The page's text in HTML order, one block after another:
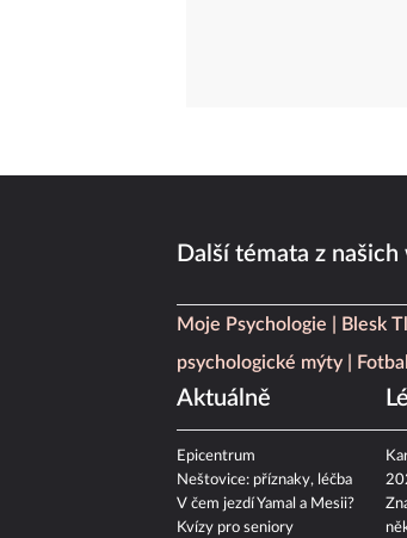
Další témata z našich
Moje Psychologie Blesk
psychologické mýty
Aktuálně
Epicentrum
Neštovice: příznaky, léčba
V čem jezdí Yamal a Mesii?
Kvízy pro seniory